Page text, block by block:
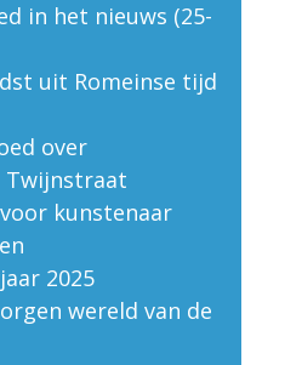
in het nieuws (25-
uit Romeinse tijd
over
Twijnstraat
kunstenaar
2025
wereld van de